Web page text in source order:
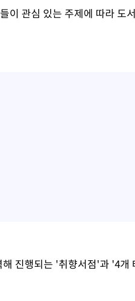
이 관심 있는 주제에 따라 도
진행되는 '취향서점'과 '4개